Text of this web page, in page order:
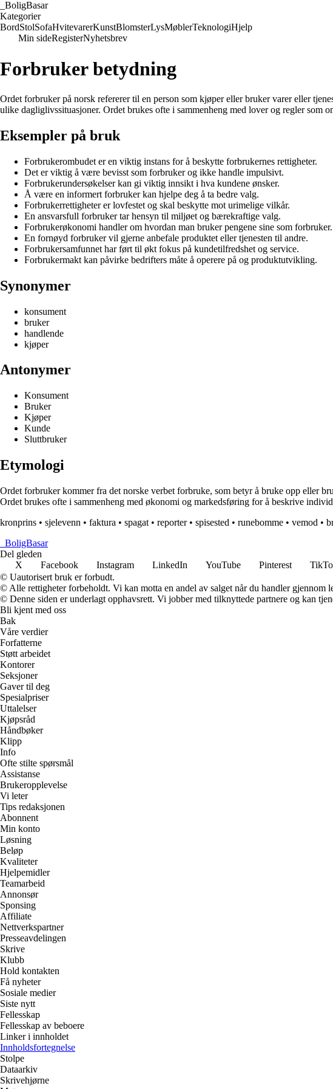
BoligBasar
Kategorier
BordStolSofaHvitevarerKunstBlomsterLysMøblerTeknologiHjelp
Min sideRegisterNyhetsbrev
Forbruker betydning
Ordet forbruker på norsk refererer til en person som kjøper eller bruker varer eller
ulike dagliglivssituasjoner. Ordet brukes ofte i sammenheng med lover og regler som
Eksempler på bruk
Forbrukerombudet er en viktig instans for å beskytte forbrukernes rettigheter.
Det er viktig å være bevisst som forbruker og ikke handle impulsivt.
Forbrukerundersøkelser kan gi viktig innsikt i hva kundene ønsker.
Å være en informert forbruker kan hjelpe deg å ta bedre valg.
Forbrukerrettigheter er lovfestet og skal beskytte mot urimelige vilkår.
En ansvarsfull forbruker tar hensyn til miljøet og bærekraftige valg.
Forbrukerøkonomi handler om hvordan man bruker pengene sine som forbruker.
En fornøyd forbruker vil gjerne anbefale produktet eller tjenesten til andre.
Forbrukersamfunnet har ført til økt fokus på kundetilfredshet og service.
Forbrukermakt kan påvirke bedrifters måte å operere på og produktutvikling.
Synonymer
konsument
bruker
handlende
kjøper
Antonymer
Konsument
Bruker
Kjøper
Kunde
Sluttbruker
Etymologi
Ordet forbruker kommer fra det norske verbet forbruke, som betyr å bruke opp eller
Ordet brukes ofte i sammenheng med økonomi og markedsføring for å beskrive
kronprins • sjelevenn • faktura • spagat • reporter• spisested • runebomme • vemod •
BoligBasar
Del gleden
X
Facebook Instagram LinkedIn YouTube Pinterest
© Uautorisert bruk er forbudt.
© Alle rettigheter forbeholdt. Vi kan motta en andel av salget når du handler gjennom
© Denne siden er underlagt opphavsrett. Vi jobber med tilknyttede partnere og kan
Bli kjent med oss
Bak
Våre verdier
Forfatterne
Støtt arbeidet
Kontorer
Seksjoner
Gaver til deg
Spesialpriser
Uttalelser
Kjøpsråd
Håndbøker
Klipp
Info
Ofte stilte spørsmål
Assistanse
Brukeropplevelse
Vi leter
Tips redaksjonen
Abonnent
Min konto
Løsning
Beløp
Kvaliteter
Hjelpemidler
Teamarbeid
Annonsør
Sponsing
Affiliate
Nettverkspartner
Presseavdelingen
Skrive
Klubb
Hold kontakten
Få nyheter
Sosiale medier
Siste nytt
Fellesskap
Fellesskap av beboere
Linker i innholdet
Innholdsfortegnelse
Stolpe
Dataarkiv
Skrivehjørne